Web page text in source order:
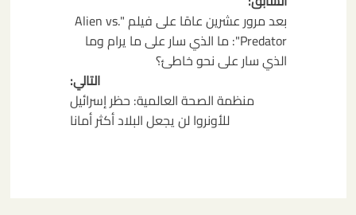
المقالات
بعد مرور عشرين عامًا على فيلم "Alien vs.
Predator": ما الذي سار على ما يرام وما
الذي سار على نحو خاطئ؟
التالي:
منظمة الصحة العالمية: حظر إسرائيل
للأونروا لن يجعل البلاد أكثر أمانا